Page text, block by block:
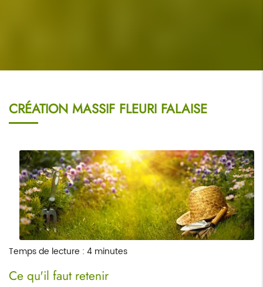
CRÉATION MASSIF FLEURI FALAISE
Temps de lecture : 4 minutes
Ce qu'il faut retenir